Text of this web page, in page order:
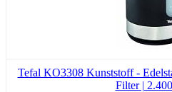
Tefal KO3308 Kunststoff -
Filter |